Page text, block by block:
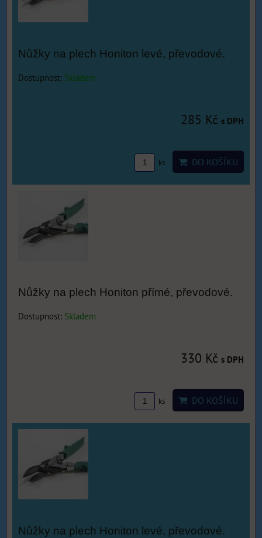
Nůžky na plech Honiton levé, převodové.
Dostupnost: Skladem
285 Kč s DPH
ks DO KOŠÍKU
Nůžky na plech Honiton přímé, převodové.
Dostupnost: Skladem
330 Kč s DPH
ks DO KOŠÍKU
Nůžky na plech Honiton levé, převodové.